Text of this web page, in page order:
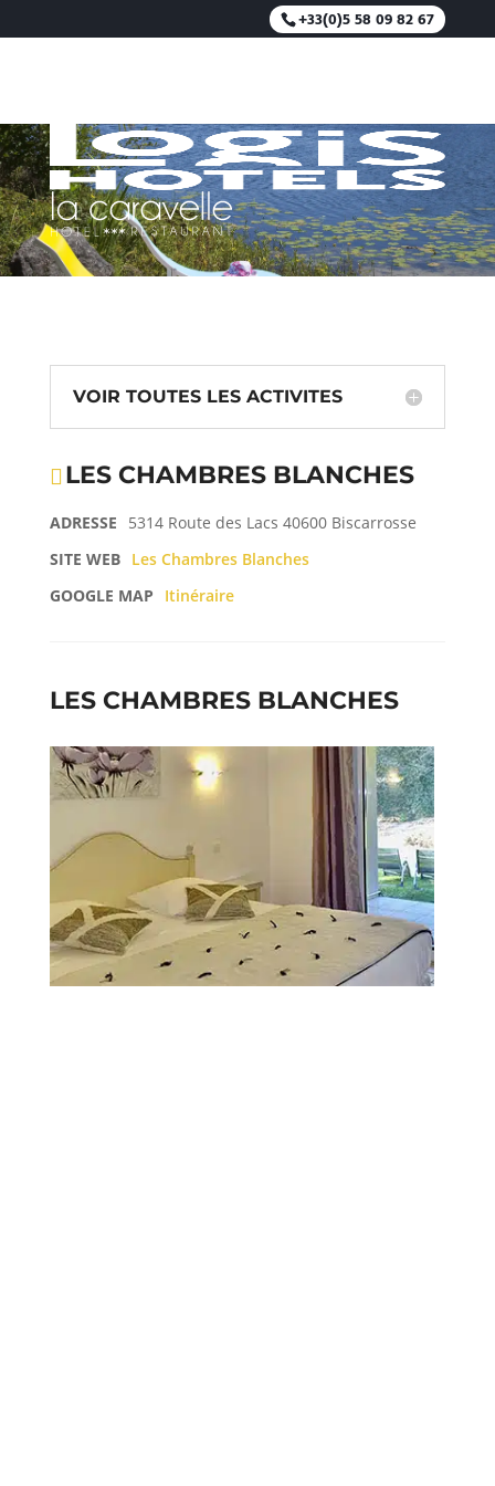
+33(0)5 58 09 82 67
VOIR TOUTES LES ACTIVITES
LES CHAMBRES BLANCHES
ADRESSE
5314 Route des Lacs 40600 Biscarrosse
SITE WEB Les Chambres Blanches
GOOGLE MAP
Itinéraire
LES CHAMBRES BLANCHES